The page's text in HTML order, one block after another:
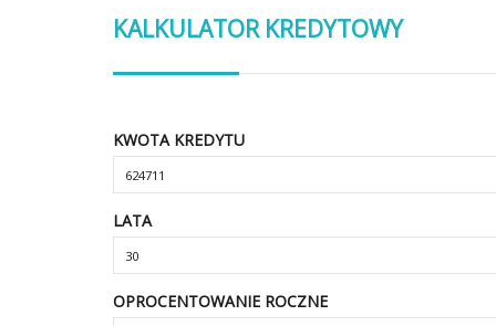
KALKULATOR KREDYTOWY
KWOTA KREDYTU
LATA
OPROCENTOWANIE ROCZNE